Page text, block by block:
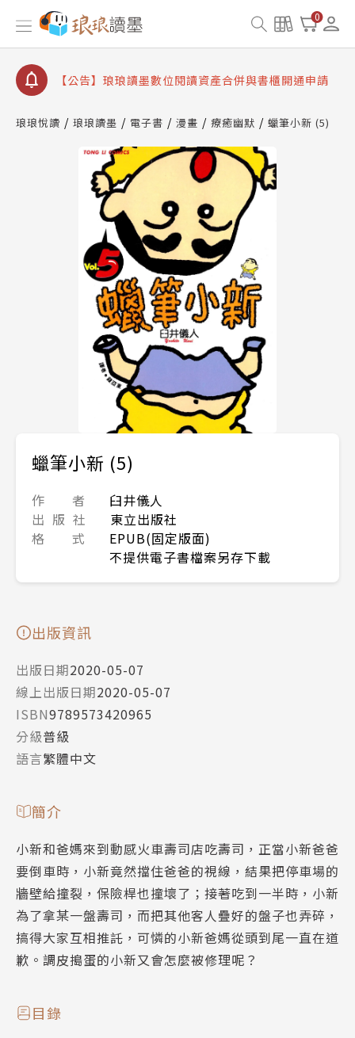
0
【公告】琅琅書店服務升級重要說明及資產合併結果
查詢
【公告】因 Readmoo 讀墨系統維護中，本站同步暫
【公告】琅琅讀墨數位閱讀資產合併與書櫃開通申請
請圖文教學
【公告】琅琅書店服務升級重要說明及資產合併結果
【公告】因 Readmoo 讀墨系統維護中，本站同步暫
停部分閱讀服務
琅琅悅讀 琅琅讀墨 電子書 漫畫 療癒幽默 蠟筆小新 (5)
蠟筆小新 (5)
作 者
臼井儀人
出 版 社
東立出版社
格 式
EPUB(固定版面)
不提供電子書檔案另存下載
出版資訊
出版日期2020-05-07
線上出版日期2020-05-07
ISBN9789573420965
分級普級
語言繁體中文
簡介
小新和爸媽來到動感火車壽司店吃壽司，正當小新爸爸
要倒車時，小新竟然擋住爸爸的視線，結果把停車場的
牆壁給撞裂，保險桿也撞壞了；接著吃到一半時，小新
為了拿某一盤壽司，而把其他客人疊好的盤子也弄碎，
搞得大家互相推託，可憐的小新爸媽從頭到尾一直在道
歉。調皮搗蛋的小新又會怎麼被修理呢？
目錄